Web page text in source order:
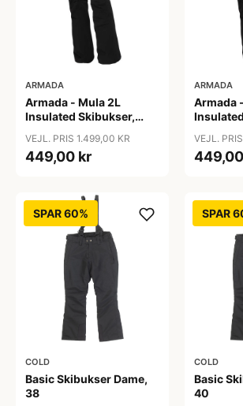
ARMADA
Armada - Mula 2L
Insulated Skibukser,
VEJL. PRIS 1.499,00 KR
449,00 kr
ARMADA
Armada
VEJL.
SPAR 60%
COLD
Basic Skibukser Dame,
38
SPAR
COLD
Basic
40